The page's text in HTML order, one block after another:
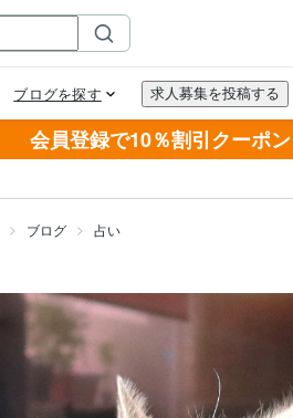
会員登録で10％割引クーポン
ブログ 占い